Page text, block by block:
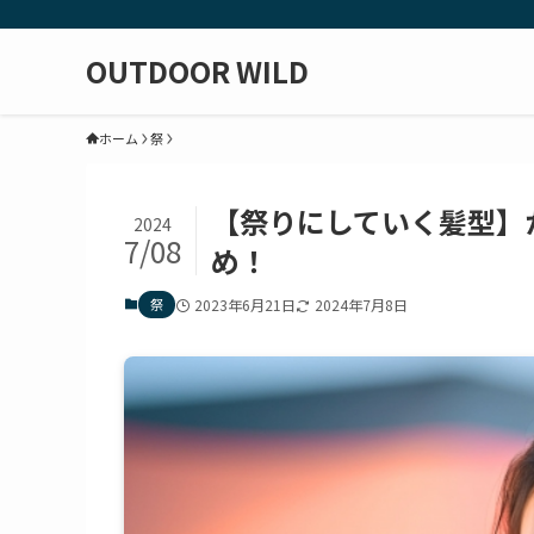
OUTDOOR WILD
ホーム 祭
【祭りにしていく髪型
め！
2024
7/08
祭 2023年6月21日 2024年7月8日